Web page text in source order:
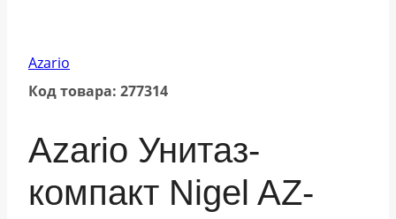
Azario
Код товара: 277314
Azario Унитаз-
компакт Nigel AZ-